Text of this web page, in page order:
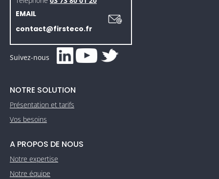
EMAIL
contact@firsteco.fr
Suivez-nous
NOTRE SOLUTION
Présentation et tarifs
Vos besoins
A PROPOS DE NOUS
Notre expertise
Notre équipe